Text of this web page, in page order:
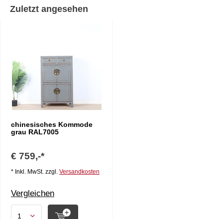
Zuletzt angesehen
chinesisches Kommode
grau RAL7005
€ 759,-*
* Inkl. MwSt. zzgl. Versandkosten
Vergleichen